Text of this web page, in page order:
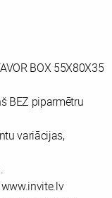
BOX 55X80X35
BEZ piparmētru
variācijas,